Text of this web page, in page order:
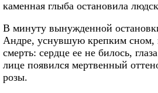
каменная глыба остановила
В минуту вынужденной
Андре, уснувшую крепким сном,
смерть: сердце ее не билось,
лице появился мертвенный
розы.